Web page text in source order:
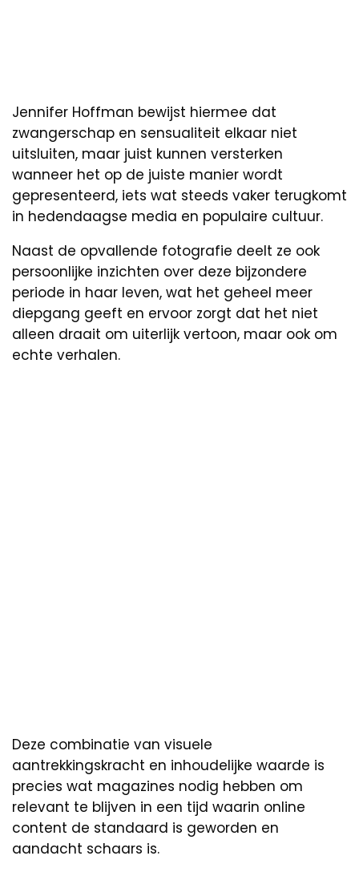
Jennifer Hoffman bewijst hiermee dat
zwangerschap en sensualiteit elkaar niet
uitsluiten, maar juist kunnen versterken
wanneer het op de juiste manier wordt
gepresenteerd, iets wat steeds vaker terugkomt
in hedendaagse media en populaire cultuur.
Naast de opvallende fotografie deelt ze ook
persoonlijke inzichten over deze bijzondere
periode in haar leven, wat het geheel meer
diepgang geeft en ervoor zorgt dat het niet
alleen draait om uiterlijk vertoon, maar ook om
echte verhalen.
Deze combinatie van visuele
aantrekkingskracht en inhoudelijke waarde is
precies wat magazines nodig hebben om
relevant te blijven in een tijd waarin online
content de standaard is geworden en
aandacht schaars is.